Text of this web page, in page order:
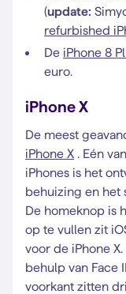
(update:
refurbished
De iPhone 8
euro.
iPhone X
De meest
iPhone X . Eén
iPhones is het
behuizing en het
De homeknop is
op te vullen zit
voor de iPhone
behulp van Face
voorkant zitten